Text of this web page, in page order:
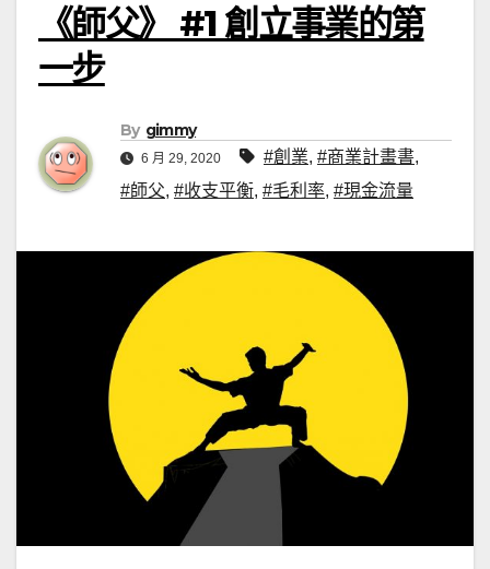
《師父》 #1 創立事業的第
一步
By gimmy
6 月 29, 2020 #創業, #商業計畫書,
#師父, #收支平衡, #毛利率, #現金流量